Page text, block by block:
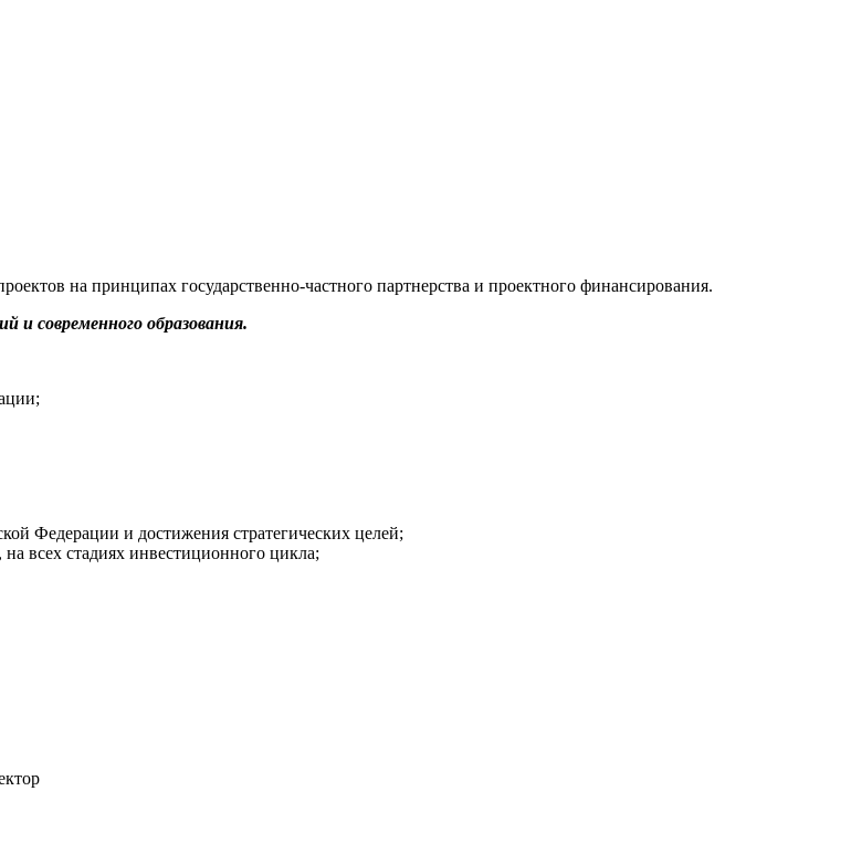
на принципах государственно-частного партнерства и проектного финансирования.
и современного образования.
Федерации и достижения стратегических целей;
всех стадиях инвестиционного цикла;